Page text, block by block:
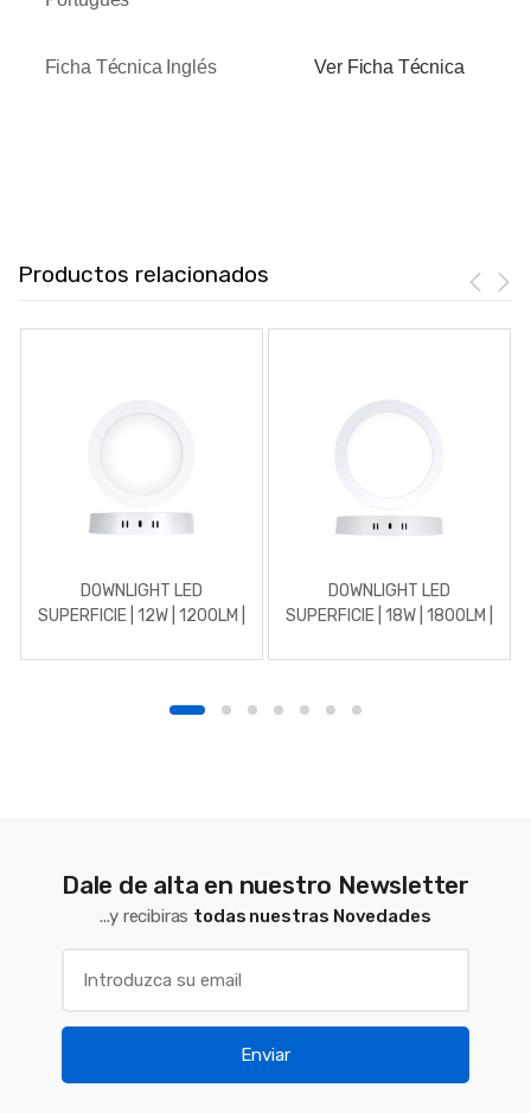
Ficha Técnica Inglés Ver Ficha Técnica
Productos relacionados
DOWNLIGHT LED
SUPERFICIE | 12W | 1200LM |
DOWNLIGHT LED
SUPERFICIE | 18W | 1800LM |
Dale de alta en nuestro Newsletter
...y recibiras todas nuestras Novedades
Enviar